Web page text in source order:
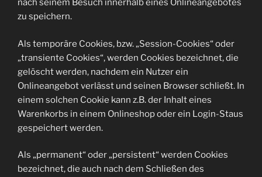
nach seinem Besuch innerhalb eines Onlineangebotes
zu speichern.
Als temporäre Cookies, bzw. „Session-Cookies“ oder
„transiente Cookies“, werden Cookies bezeichnet, die
gelöscht werden, nachdem ein Nutzer ein
Onlineangebot verlässt und seinen Browser schließt. In
einem solchen Cookie kann z.B. der Inhalt eines
Warenkorbs in einem Onlineshop oder ein Login-Staus
gespeichert werden.
Als „permanent“ oder „persistent“ werden Cookies
bezeichnet, die auch nach dem Schließen des